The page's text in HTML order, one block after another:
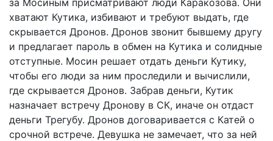
хватают Кутика, избивают и требуют выдать, где
скрывается Дронов. Дронов звонит бывшему другу
и предлагает пароль в обмен на Кутика и солидные
отступные. Мосин решает отдать деньги Кутику,
чтобы его люди за ним проследили и вычислили,
где скрывается Дронов. Забрав деньги, Кутик
назначает встречу Дронову в СК, иначе он отдаст
деньги Трегубу. Дронов договаривается с Катей о
срочной встрече. Девушка не замечает, что за ней